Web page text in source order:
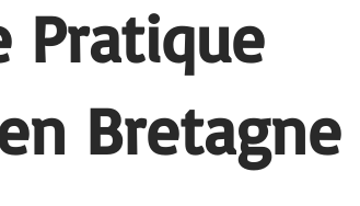
Pratique
Bretagne